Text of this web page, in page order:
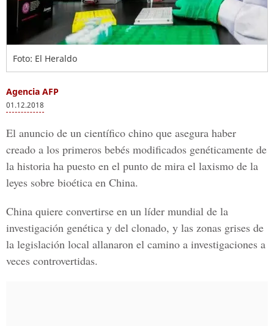
Foto: El Heraldo
Agencia AFP
01.12.2018
El anuncio de un científico chino que asegura haber
creado a los primeros bebés modificados genéticamente de
la historia ha puesto en el punto de mira el laxismo de la
leyes sobre bioética en China.
China quiere convertirse en un líder mundial de la
investigación genética y del clonado, y las zonas grises de
la legislación local allanaron el camino a investigaciones a
veces controvertidas.